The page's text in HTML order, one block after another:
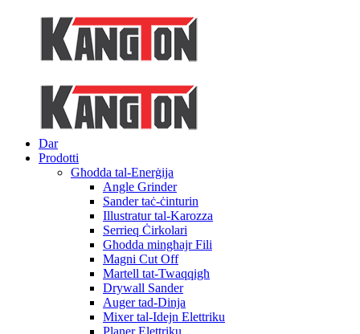
Dar
Prodotti
Għodda tal-Enerġija
Angle Grinder
Sander taċ-ċinturin
Illustratur tal-Karozza
Serrieq Ċirkolari
Għodda mingħajr Fili
Magni Cut Off
Martell tat-Twaqqigħ
Drywall Sander
Auger tad-Dinja
Mixer tal-Idejn Elettriku
Planer Elettriku